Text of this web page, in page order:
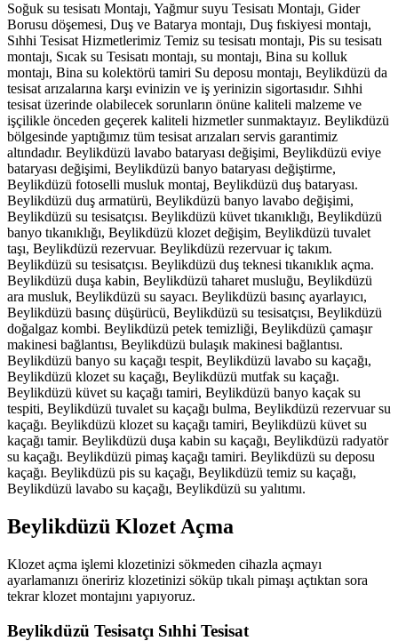
Soğuk su tesisatı Montajı, Yağmur suyu Tesisatı Montajı, Gider
Borusu döşemesi, Duş ve Batarya montajı, Duş fıskiyesi montajı,
Sıhhi Tesisat Hizmetlerimiz Temiz su tesisatı montajı, Pis su tesisatı
montajı, Sıcak su Tesisatı montajı, su montajı, Bina su kolluk
montajı, Bina su kolektörü tamiri Su deposu montajı, Beylikdüzü da
tesisat arızalarına karşı evinizin ve iş yerinizin sigortasıdır. Sıhhi
tesisat üzerinde olabilecek sorunların önüne kaliteli malzeme ve
işçilikle önceden geçerek kaliteli hizmetler sunmaktayız. Beylikdüzü
bölgesinde yaptığımız tüm tesisat arızaları servis garantimiz
altındadır. Beylikdüzü lavabo bataryası değişimi, Beylikdüzü eviye
bataryası değişimi, Beylikdüzü banyo bataryası değiştirme,
Beylikdüzü fotoselli musluk montaj, Beylikdüzü duş bataryası.
Beylikdüzü duş armatürü, Beylikdüzü banyo lavabo değişimi,
Beylikdüzü su tesisatçısı. Beylikdüzü küvet tıkanıklığı, Beylikdüzü
banyo tıkanıklığı, Beylikdüzü klozet değişim, Beylikdüzü tuvalet
taşı, Beylikdüzü rezervuar. Beylikdüzü rezervuar iç takım.
Beylikdüzü su tesisatçısı. Beylikdüzü duş teknesi tıkanıklık açma.
Beylikdüzü duşa kabin, Beylikdüzü taharet musluğu, Beylikdüzü
ara musluk, Beylikdüzü su sayacı. Beylikdüzü basınç ayarlayıcı,
Beylikdüzü basınç düşürücü, Beylikdüzü su tesisatçısı, Beylikdüzü
doğalgaz kombi. Beylikdüzü petek temizliği, Beylikdüzü çamaşır
makinesi bağlantısı, Beylikdüzü bulaşık makinesi bağlantısı.
Beylikdüzü banyo su kaçağı tespit, Beylikdüzü lavabo su kaçağı,
Beylikdüzü klozet su kaçağı, Beylikdüzü mutfak su kaçağı.
Beylikdüzü küvet su kaçağı tamiri, Beylikdüzü banyo kaçak su
tespiti, Beylikdüzü tuvalet su kaçağı bulma, Beylikdüzü rezervuar su
kaçağı. Beylikdüzü klozet su kaçağı tamiri, Beylikdüzü küvet su
kaçağı tamir. Beylikdüzü duşa kabin su kaçağı, Beylikdüzü radyatör
su kaçağı. Beylikdüzü pimaş kaçağı tamiri. Beylikdüzü su deposu
kaçağı. Beylikdüzü pis su kaçağı, Beylikdüzü temiz su kaçağı,
Beylikdüzü lavabo su kaçağı, Beylikdüzü su yalıtımı.
Beylikdüzü Klozet Açma
Klozet açma işlemi klozetinizi sökmeden cihazla açmayı
ayarlamanızı öneririz klozetinizi söküp tıkalı pimaşı açtıktan sora
tekrar klozet montajını yapıyoruz.
Beylikdüzü Tesisatçı Sıhhi Tesisat